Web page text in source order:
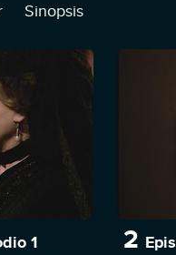
viaje de novios, Jacinta,
empieza a
Mientras tanto,
acaba casándose. Algún
a encontrar.
Sinopsis
1 2